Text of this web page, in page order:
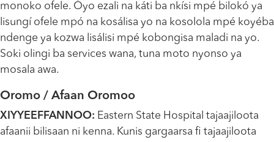
monoko ofele. Óyo ezali na káti ba nkísi mpé bilokó ya
lisungí ofele mpó na kosálisa yo na kosolola mpé koyéba
ndenge ya kozwa lisálisi mpé kobongisa maladi na yo.
Soki olingi ba services wana, tuna moto nyonso ya
mosala awa.
Oromo / Afaan Oromoo
XIYYEEFFANNOO: Eastern State Hospital tajaajiloota
afaanii bilisaan ni kenna. Kunis gargaarsa fi tajaajiloota